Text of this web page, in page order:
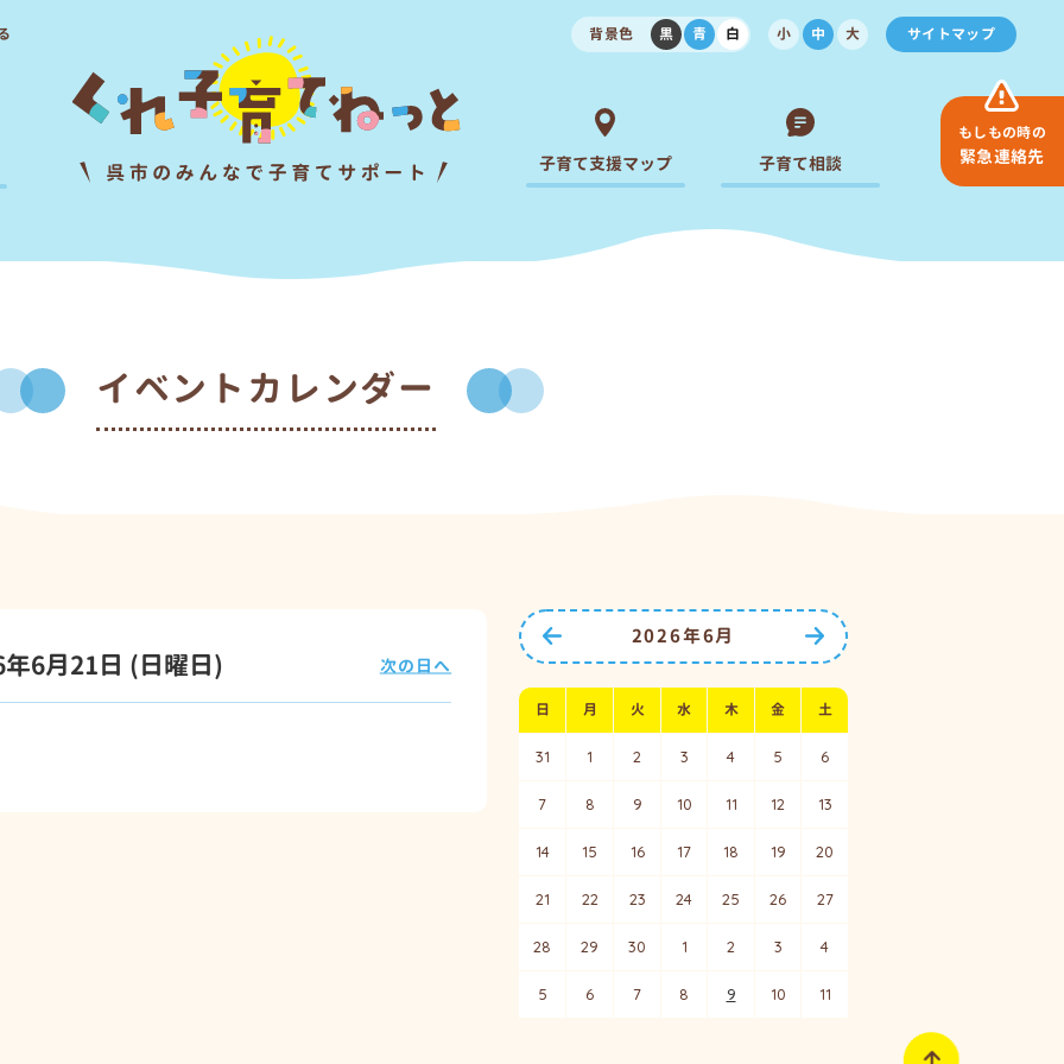
背景色 黒 青 白 小 中 大 サイトマップ
子育て支援マップ 子育て相談
もしもの時の
緊急連絡先
イベントカレンダー
6月21日 (日曜日) 次の日へ
次の月へ
2026年6月
日 月 火 水 木 金 土
31 1 2 3 4 5 6
7 8 9 10 11 12 13
14 15 16 17 18 19 20
21 22 23 24 25 26 27
28 29 30 1 2 3 4
5 6 7 8 9 10 11